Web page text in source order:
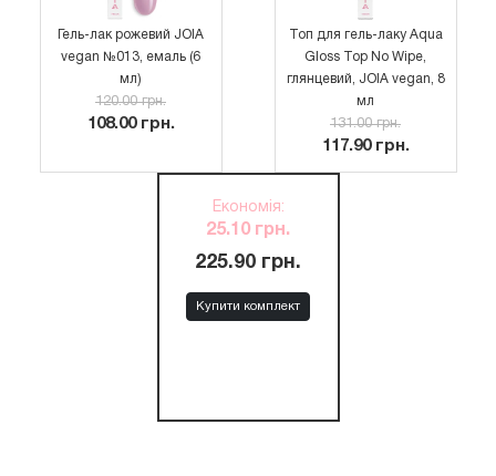
Гель-лак рожевий JOIA
vegan №013, емаль (6
мл)
120.00 грн.
108.00 грн.
Топ для гель-лаку Aqua
Gloss Top No Wipe,
глянцевий, JOIA vegan, 8
мл
131.00 грн.
117.90 грн.
Економія:
25.10 грн.
225.90 грн.
Купити комплект